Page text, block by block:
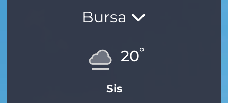
Bursa
20°
Sis
Topluluk Kuralları